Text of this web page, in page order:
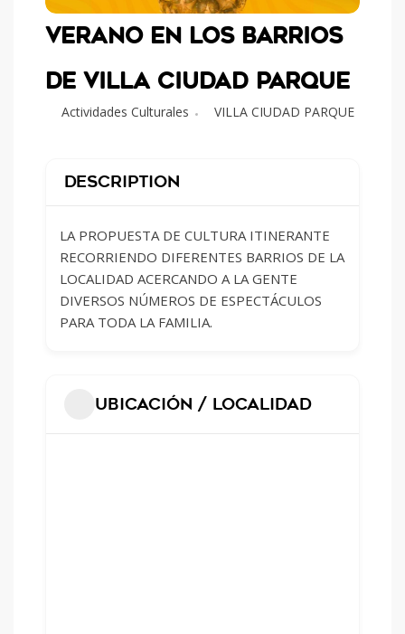
VERANO EN LOS BARRIOS
DE VILLA CIUDAD PARQUE
Actividades Culturales VILLA CIUDAD PARQUE
Description
LA PROPUESTA DE CULTURA ITINERANTE
RECORRIENDO DIFERENTES BARRIOS DE LA
LOCALIDAD ACERCANDO A LA GENTE
DIVERSOS NÚMEROS DE ESPECTÁCULOS
PARA TODA LA FAMILIA.
Ubicación / Localidad